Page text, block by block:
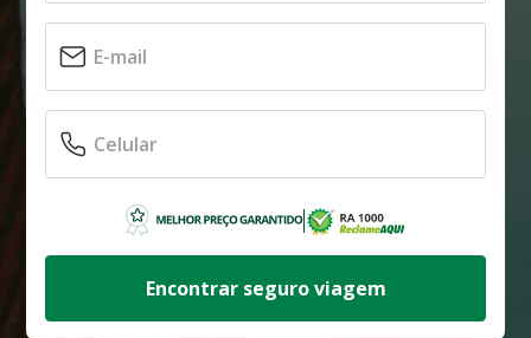
Encontrar seguro viagem